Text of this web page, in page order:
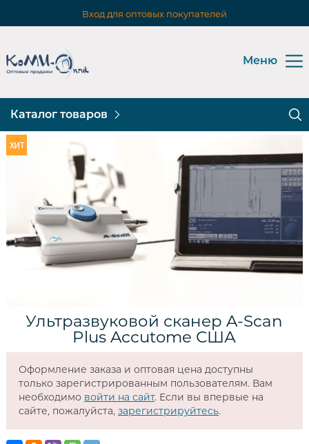
Вход для оптовых покупателей
Меню
Каталог товаров
Ультразвуковой сканер A-Scan
Plus Accutome США
Оформление заказа и оптовая цена доступны
только зарегистрированным пользователям. Вам
необходимо войти на сайт. Если вы впервые на
сайте, пожалуйста, зарегистрируйтесь.